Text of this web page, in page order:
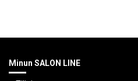
Minun SALON LINE